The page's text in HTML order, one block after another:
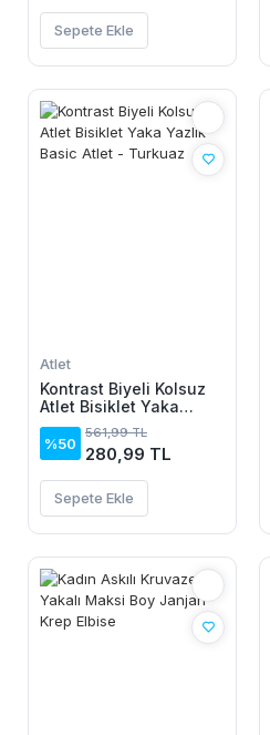
Sepete Ekle
Atlet
Kontrast Biyeli Kolsuz
Atlet Bisiklet Yaka
Yazlık Basic Atlet -
Turkuaz
%50
561,99 TL
280,99 TL
Sepete Ekle